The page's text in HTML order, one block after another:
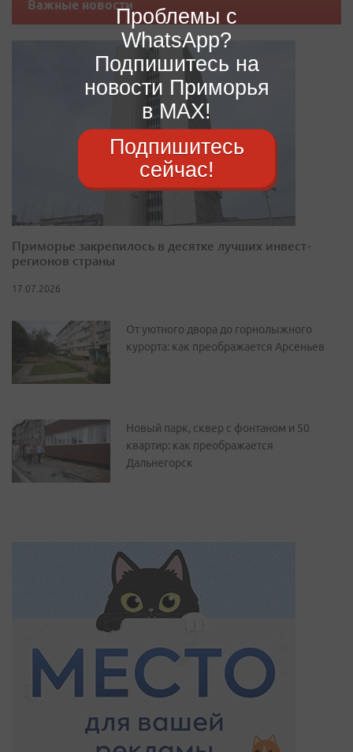
Важные новости
Приморье закрепилось в десятке лучших инвест-
регионов страны
17.07.2026
От уютного двора до горнолыжного
курорта: как преображается Арсеньев
Новый парк, сквер с фонтаном и 50
квартир: как преображается
Дальнегорск
Проблемы с
WhatsApp?
Подпишитесь на
новости Приморья
в MAX!
Подпишитесь
сейчас!